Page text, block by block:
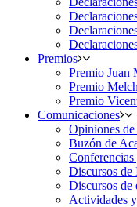
Premios
Premio Juan
Premio
Premio
Comunicaciones
Opiniones
Buzón de
Conferencias
Discursos de
Discursos de
Actividades